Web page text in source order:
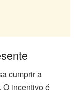
cumprir a
. O incentivo é